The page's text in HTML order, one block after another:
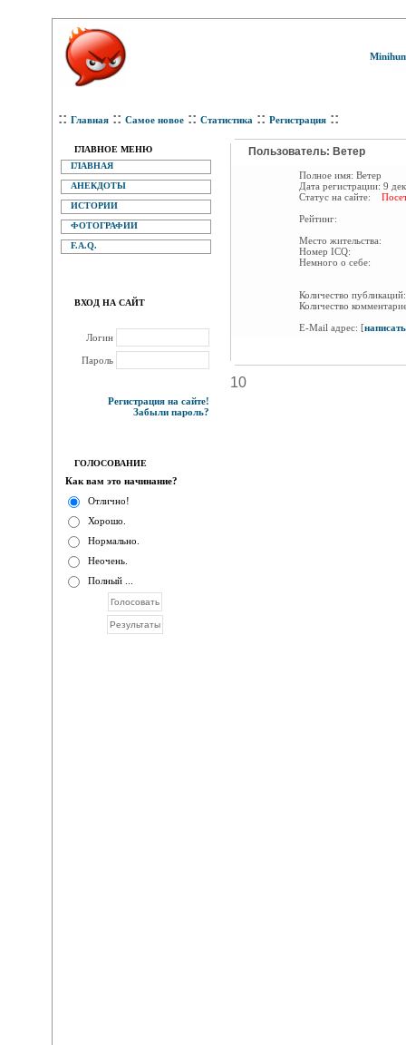
:: Главная :: Самое новое :: Статистика :: Регистрация ::
ГЛАВНОЕ МЕНЮ
ГЛАВНАЯ
АНЕКДОТЫ
ИСТОРИИ
ФОТОГРАФИИ
F.A.Q.
ВХОД НА САЙТ
Логин
Пароль
Регистрация на сайте!
Забыли пароль?
ГОЛОСОВАНИЕ
Как вам это начинание?
Отлично!
Хорошо.
Нормально.
Неочень.
Полный ...
Пользователь: Ветер
Полное имя: Ветер
Дата регистрации: 9
Статус на сайте:
Рейтинг:
Место жительства:
Номер ICQ:
Немного о себе:
Количество
Количество
E-Mail адрес: [
10